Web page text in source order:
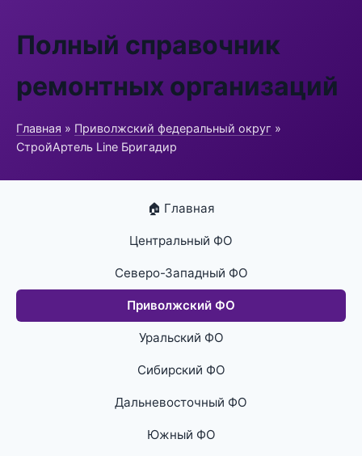
Полный справочник
ремонтных организаций
Главная » Приволжский федеральный округ »
СтройАртель Line Бригадир
🏠 Главная
Центральный ФО
Северо-Западный ФО
Приволжский ФО
Уральский ФО
Сибирский ФО
Дальневосточный ФО
Южный ФО